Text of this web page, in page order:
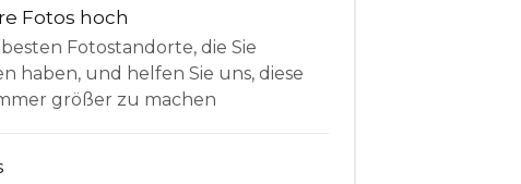
Fotos hoch
Fotostandorte, die Sie
haben, und helfen Sie uns, diese
größer zu machen